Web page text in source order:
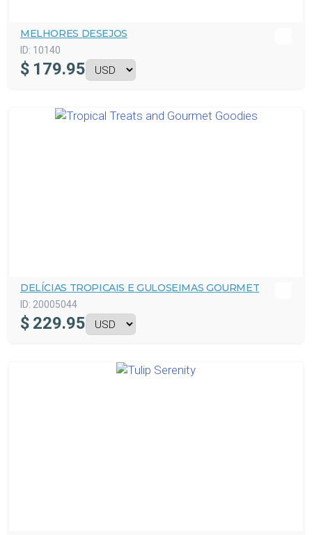
MELHORES DESEJOS
ID: 10140
$ 179.95
DELÍCIAS TROPICAIS E GULOSEIMAS GOURMET
ID: 20005044
$ 229.95